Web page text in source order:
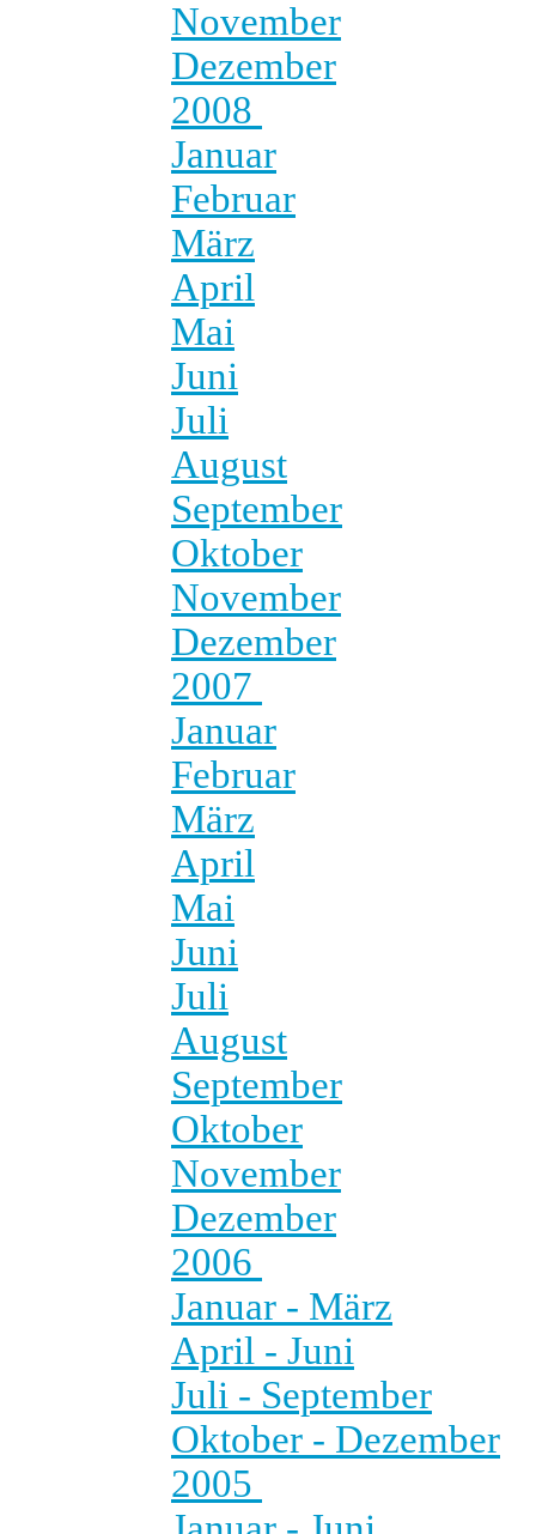
November
Dezember
2008
Januar
Februar
März
April
Mai
Juni
Juli
August
September
Oktober
November
Dezember
2007
Januar
Februar
März
April
Mai
Juni
Juli
August
September
Oktober
November
Dezember
2006
Januar - März
April - Juni
Juli - September
Oktober - Dezember
2005